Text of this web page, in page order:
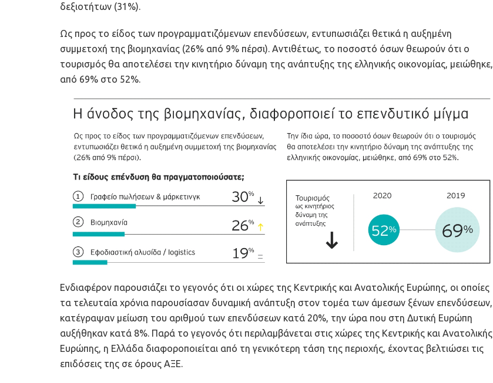
δεξιοτήτων (31%).
Ως προς το είδος των προγραμματιζόμενων επενδύσεων, εντυπωσιάζει θετικά η αυξημένη
συμμετοχή της βιομηχανίας (26% από 9% πέρσι). Αντιθέτως, το ποσοστό όσων θεωρούν ότι ο
τουρισμός θα αποτελέσει την κινητήριο δύναμη της ανάπτυξης της ελληνικής οικονομίας, μειώθηκε,
από 69% στο 52%.
Ενδιαφέρον παρουσιάζει το γεγονός ότι οι χώρες της Κεντρικής και Ανατολικής Ευρώπης, οι οποίες
τα τελευταία χρόνια παρουσίασαν δυναμική ανάπτυξη στον τομέα των άμεσων ξένων επενδύσεων,
κατέγραψαν μείωση του αριθμού των επενδύσεων κατά 20%, την ώρα που στη Δυτική Ευρώπη
αυξήθηκαν κατά 8%. Παρά το γεγονός ότι περιλαμβάνεται στις χώρες της Κεντρικής και Ανατολικής
Ευρώπης, η Ελλάδα διαφοροποιείται από τη γενικότερη τάση της περιοχής, έχοντας βελτιώσει τις
επιδόσεις της σε όρους ΑΞΕ.